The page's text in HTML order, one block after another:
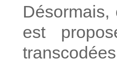
Désormais,
est